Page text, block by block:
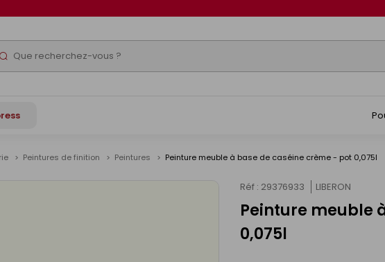
Rechercher
Peintures de finition Peintures Peinture meuble à base de caséine crème - pot 0,075l
Réf : 29376933 LIBERON
Peinture meuble
0,075l